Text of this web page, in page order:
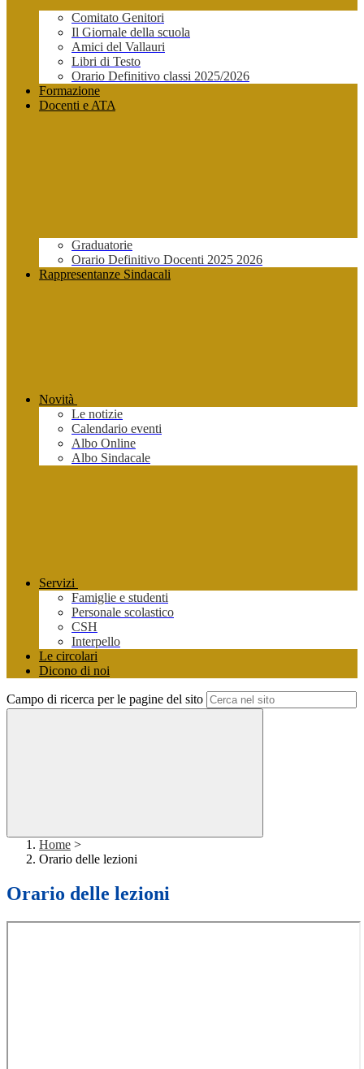
Comitato Genitori
Il Giornale della scuola
Amici del Vallauri
Libri di Testo
Orario Definitivo classi 2025/2026
Formazione
Docenti e ATA
Graduatorie
Orario Definitivo Docenti 2025 2026
Rappresentanze Sindacali
Novità
Le notizie
Calendario eventi
Albo Online
Albo Sindacale
Servizi
Famiglie e studenti
Personale scolastico
CSH
Interpello
Le circolari
Dicono di noi
Campo di ricerca per le pagine del sito
Home >
Orario delle lezioni
Orario delle lezioni